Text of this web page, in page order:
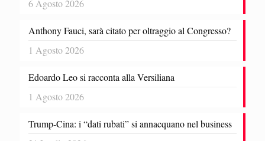
6 Agosto 2026
Anthony Fauci, sarà citato per oltraggio al Congresso?
1 Agosto 2026
Edoardo Leo si racconta alla Versiliana
1 Agosto 2026
Trump-Cina: i “dati rubati” si annacquano nel business